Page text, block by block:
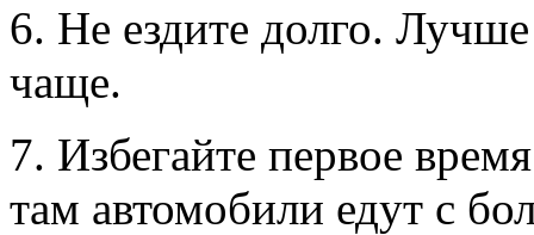
6. Не ездите долго.
чаще.
7. Избегайте первое
там автомобили едут с